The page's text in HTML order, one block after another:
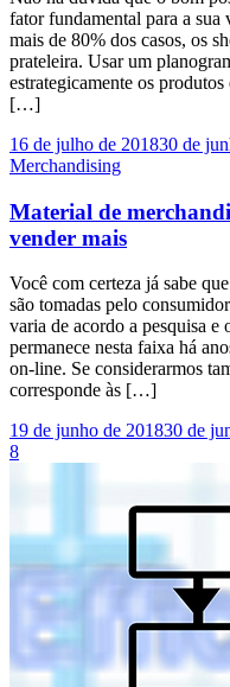
fator fundamental para a
mais de 80% dos casos, os
prateleira. Usar um
estrategicamente os
[…]
16 de julho de 201830 de
Merchandising
Material de
vender mais
Você com certeza já sabe
são tomadas pelo
varia de acordo a pesquisa e
permanece nesta faixa há
on-line. Se considerarmos
corresponde às […]
19 de junho de 201830 de
8